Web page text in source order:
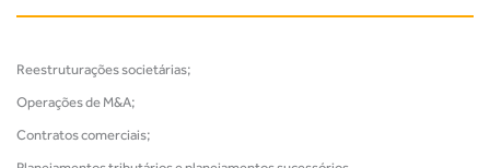
Reestruturações societárias;
Operações de M&A;
Contratos comerciais;